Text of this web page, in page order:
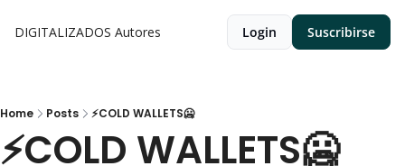
DIGITALIZADOS Autores Login Suscribirse
Home Posts ⚡COLD WALLETS🥶
⚡COLD WALLETS🥶